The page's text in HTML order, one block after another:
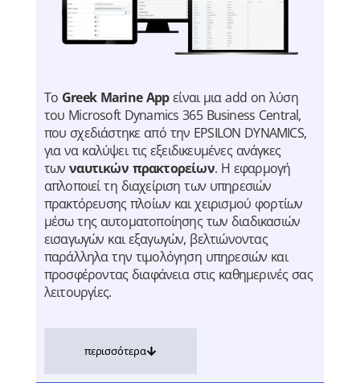
Το Greek Marine Appείναι μια add on λύση
του Microsoft Dynamics 365 Business Central,
που σχεδιάστηκε από την EPSILON DYNAMICS,
για να καλύψει τις εξειδικευμένες ανάγκες
τωνναυτικών πρακτορείων. Η εφαρμογή
απλοποιεί τη διαχείριση των υπηρεσιών
πρακτόρευσης πλοίων και χειρισμού φορτίων
μέσω της αυτοματοποίησης των διαδικασιών
εισαγωγών και εξαγωγών, βελτιώνοντας
παράλληλα την τιμολόγηση υπηρεσιών και
προσφέροντας διαφάνεια στις καθημερινές σας
λειτουργίες.
περισσότερα